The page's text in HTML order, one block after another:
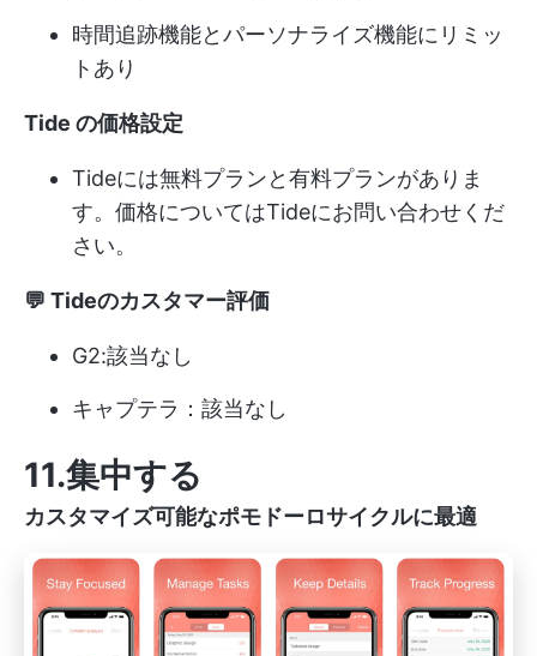
時間追跡機能とパーソナライズ機能にリミッ
トあり
Tide の価格設定
Tideには無料プランと有料プランがありま
す。価格についてはTideにお問い合わせくだ
さい。
💬 Tideのカスタマー評価
G2:該当なし
キャプテラ：該当なし
11.集中する
カスタマイズ可能なポモドーロサイクルに最適